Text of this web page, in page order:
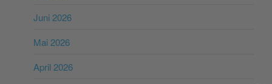
Juni 2026
Mai 2026
April 2026